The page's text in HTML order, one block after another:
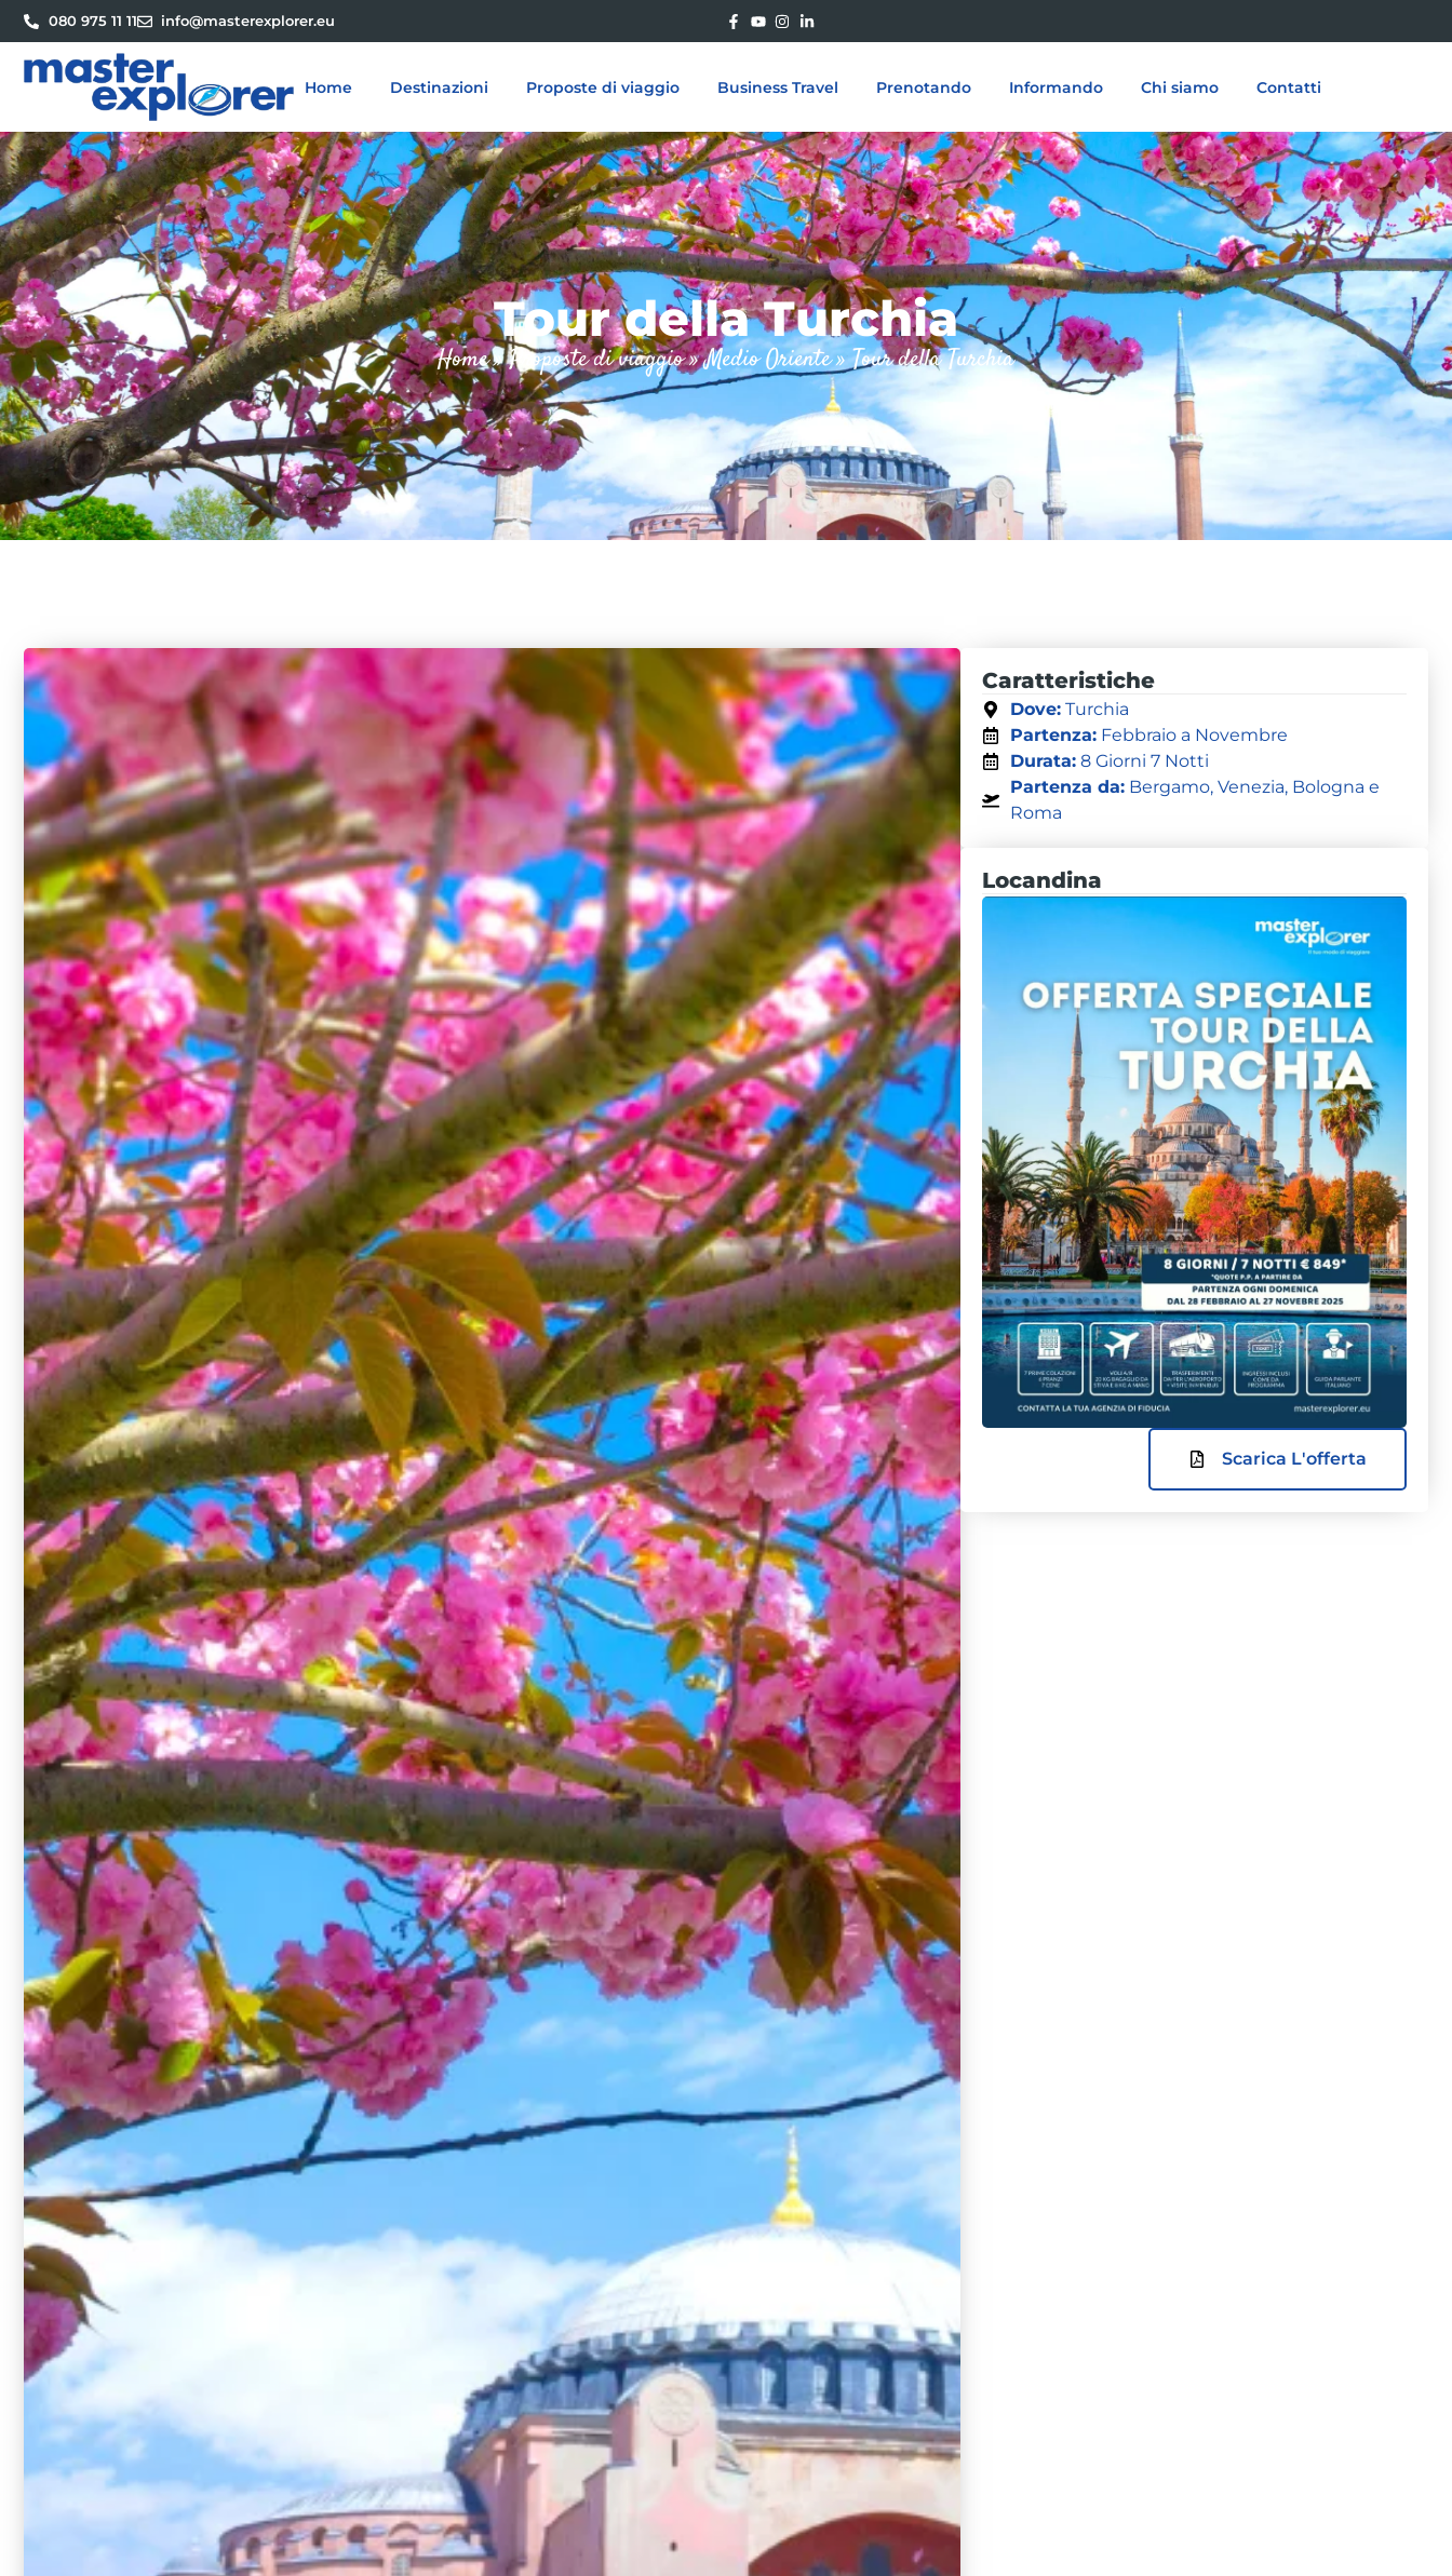
080 975 11 11 info@masterexplorer.eu
Home Destinazioni Proposte di viaggio Business Travel Prenotando Informando Chi siamo Contatti
Tour della Turchia
Home»Proposte di viaggio»Medio Oriente»Tour della Turchia
Caratteristiche
Dove:Turchia
Partenza:Febbraio a Novembre
Durata:8 Giorni 7 Notti
Partenza da:Bergamo, Venezia, Bologna e
Roma
Locandina
Scarica L'offerta